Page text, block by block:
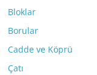
Bloklar
Borular
Cadde ve Köprü
Çatı